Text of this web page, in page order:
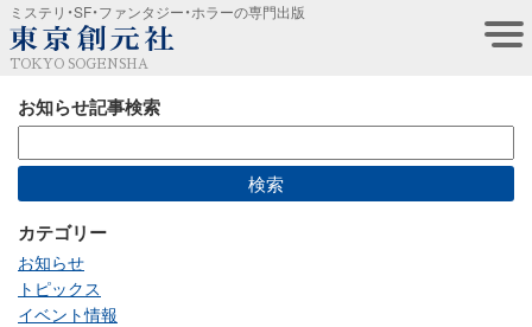
ミステリ・SF・ファンタジー・ホラーの専門出版
TOKYO SOGENSHA
お知らせ記事検索
カテゴリー
お知らせ
トピックス
イベント情報